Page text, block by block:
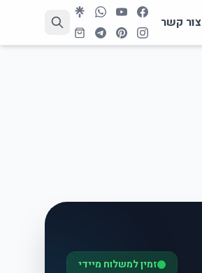
צור קשר
זמין למשלוח מיידי